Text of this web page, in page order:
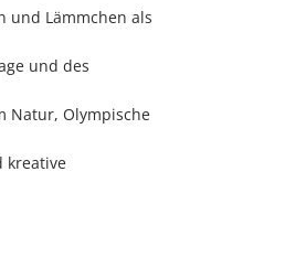
und Lämmchen als
und des
Natur, Olympische
kreative